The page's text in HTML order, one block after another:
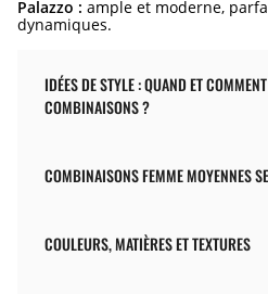
Palazzo : ample et moderne,
dynamiques.
IDÉES DE STYLE : QUAND ET
COMBINAISONS ?
COMBINAISONS FEMME MOYENNES
COULEURS, MATIÈRES ET TEXTURES